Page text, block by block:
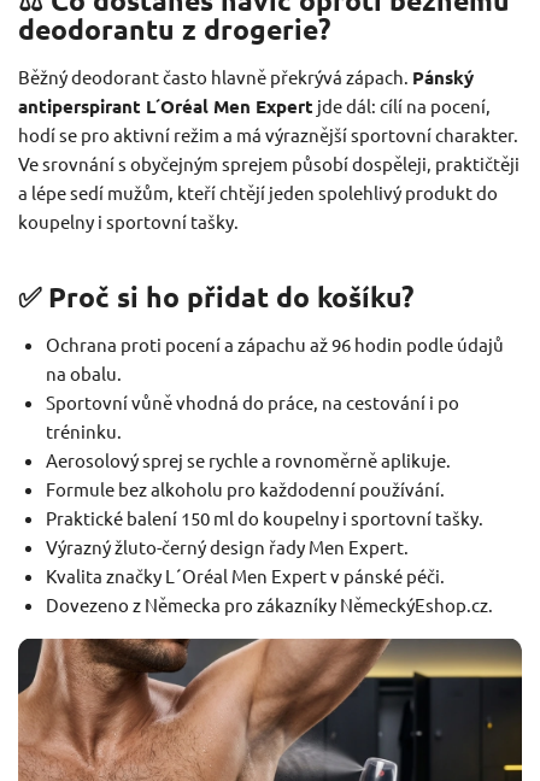
deodorantu z drogerie?
Běžný deodorant často hlavně překrývá zápach. Pánský
antiperspirant L´Oréal Men Expert jde dál: cílí na pocení,
hodí se pro aktivní režim a má výraznější sportovní charakter.
Ve srovnání s obyčejným sprejem působí dospěleji, praktičtěji
a lépe sedí mužům, kteří chtějí jeden spolehlivý produkt do
koupelny i sportovní tašky.
✅ Proč si ho přidat do košíku?
Ochrana proti pocení a zápachu až 96 hodin podle údajů
na obalu.
Sportovní vůně vhodná do práce, na cestování i po
tréninku.
Aerosolový sprej se rychle a rovnoměrně aplikuje.
Formule bez alkoholu pro každodenní používání.
Praktické balení 150 ml do koupelny i sportovní tašky.
Výrazný žluto-černý design řady Men Expert.
Kvalita značky L´Oréal Men Expert v pánské péči.
Dovezeno z Německa pro zákazníky NěmeckýEshop.cz.